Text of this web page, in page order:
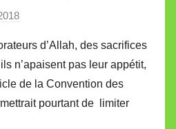
r
M
i
r
d’Allah, des sacrifices
n’apaisent pas leur appétit,
de la Convention des
pourtant de limiter